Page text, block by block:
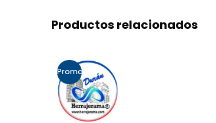
Productos relacionados
Promo!